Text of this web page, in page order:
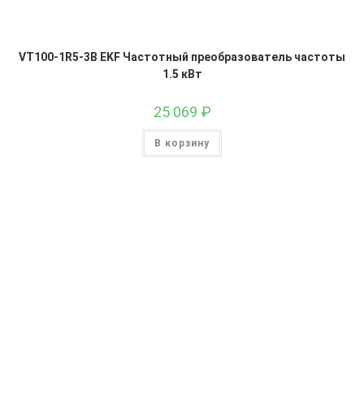
VT100-1R5-3B EKF Частотный преобразователь частоты
1.5 кВт
25 069 ₽
В корзину